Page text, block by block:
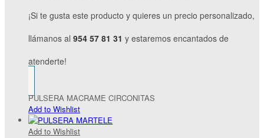
¡Si te gusta este producto y quieres un precio personalizado,
llámanos al 954 57 81 31 y estaremos encantados de
atenderte!
PULSERA MACRAME CIRCONITAS
Add to Wishlist
Add to Wishlist